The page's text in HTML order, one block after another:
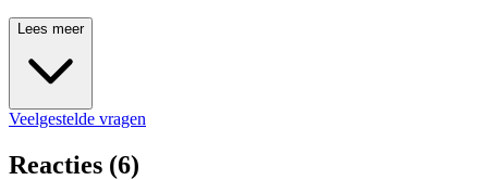
Lees meer
Veelgestelde vragen
Reacties (6)